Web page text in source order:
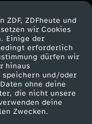
ZDF, ZDFheute und
wir Cookies
Einige der
erforderlich
dürfen wir
hinaus
und/oder
ohne deine
die nicht unsere
deine
Zwecken.
zum ZDF